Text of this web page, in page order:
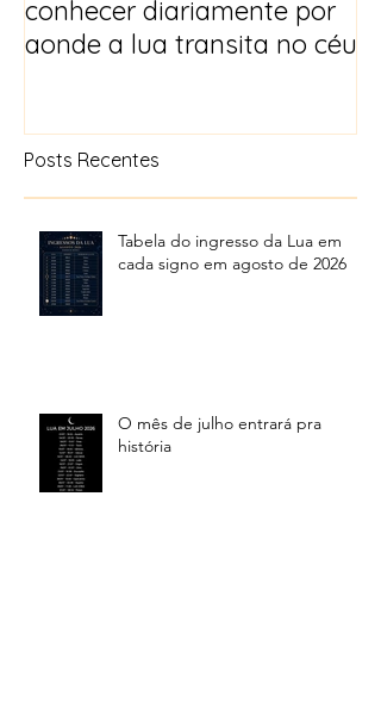
conhecer diariamente por
aonde a lua transita no céu
Posts Recentes
Tabela do ingresso da Lua em
cada signo em agosto de 2026
O mês de julho entrará pra
história